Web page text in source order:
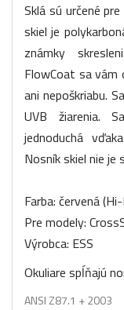
Sklá sú určené
skiel je
známky
FlowCoat sa vám
ani nepoškriabu.
UVB žiarenia.
jednoduchá
Nosník skiel nie je
Farba: červená
Pre modely:
Výrobca: ESS
Okuliare spĺňajú
ANSI Z87.1 + 2003